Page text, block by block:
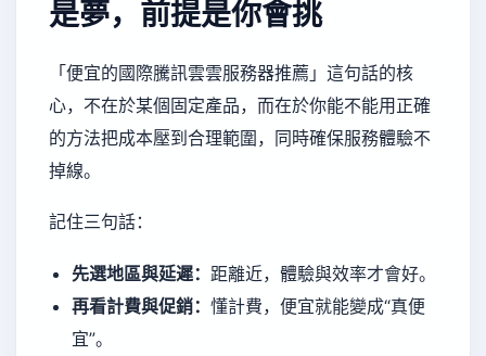
是夢，前提是你會挑
「便宜的國際騰訊雲雲服務器推薦」這句話的核
心，不在於某個固定產品，而在於你能不能用正確
的方法把成本壓到合理範圍，同時確保服務體驗不
掉線。
記住三句話：
先選地區與延遲： 距離近，體驗與效率才會好。
再看計費與促銷： 懂計費，便宜就能變成“真便
宜”。